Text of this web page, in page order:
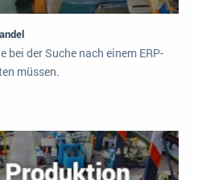
bei der Suche nach einem ERP-
müssen.